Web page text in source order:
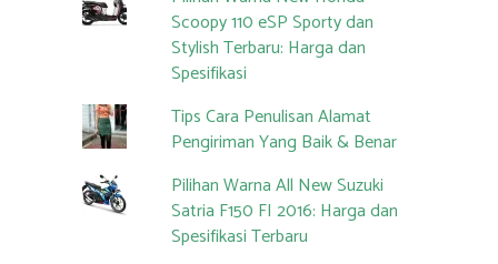
Scoopy 110 eSP Sporty dan
Stylish Terbaru: Harga dan
Spesifikasi
Tips Cara Penulisan Alamat
Pengiriman Yang Baik & Benar
Pilihan Warna All New Suzuki
Satria F150 FI 2016: Harga dan
Spesifikasi Terbaru